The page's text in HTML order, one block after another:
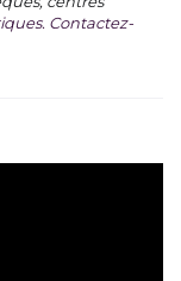
Contactez-